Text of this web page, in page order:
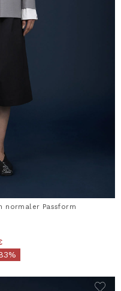
normaler Passform
from